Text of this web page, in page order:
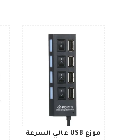
موزع USB عالي السرعة